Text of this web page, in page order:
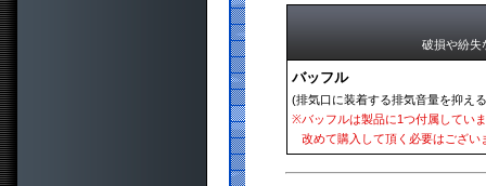
破損や紛失
バッフル
(排気口に装着する排気音量を抑え
※バッフルは製品に1つ付属してい
改めて購入して頂く必要はござい